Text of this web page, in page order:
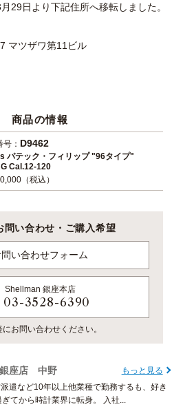
29日より下記住所へ移転しました。
マツザワ第11ビル
商品の情報
： D9462
パテック・フィリップ "96タイプ"
Cal.12-120
（税込）
問い合わせ・ご購入希望
問い合わせフォーム
Shellman 銀座本店
03-3528-6390
にお問い合わせください。
銀座店 中野
もっと見る
遣など10年以上他業種で勤務するも、好き
てから時計業界に転身。 入社...